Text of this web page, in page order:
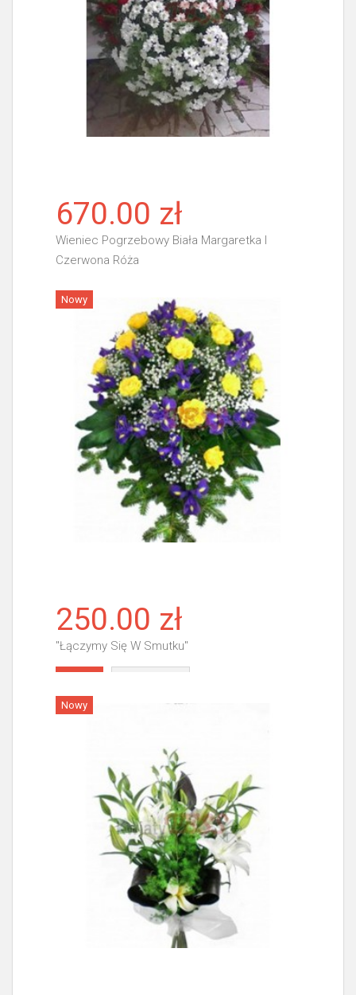
670.00 zł
Wieniec Pogrzebowy Biała Margaretka I
Czerwona Róża
Więcej
Nowy
250.00 zł
"Łączymy Się W Smutku"
Nowy